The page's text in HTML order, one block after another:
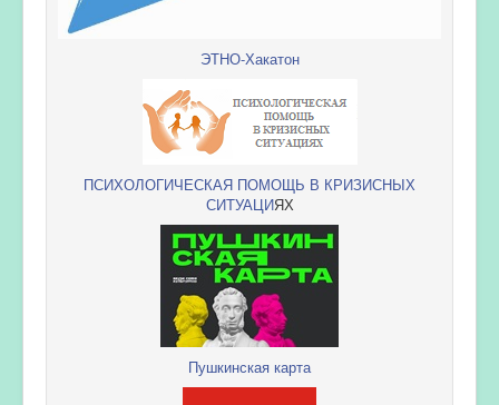
ЭТНО-Хакатон
ПСИХОЛОГИЧЕСКАЯ ПОМОЩЬ В КРИЗИСНЫХ
СИТУАЦИЯХ
Пушкинская карта